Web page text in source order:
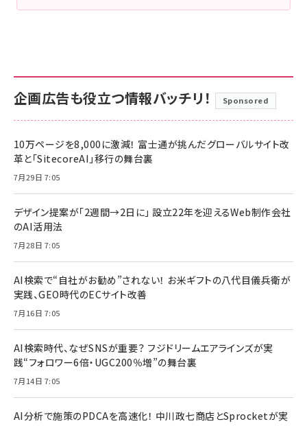
企画広告も役立つ情報バッチリ！ Sponsored
10万ページを8,000に激減！ 富士通が挑んだグローバルサイト改
革と「SitecoreAI」移行の舞台裏
7月29日 7:05
デザイン提案が「2週間→2日に」 設立22年を迎えるWeb制作会社
のAI活用法
7月28日 7:05
AI検索で“自社がお勧め”されない！ お米ギフトの八代目儀兵衛が
実践、GEO時代のECサイト改善
7月16日 7:05
AI検索時代、なぜSNSが重要？ フジドリームエアラインズが実
践“フォロワー6倍・UGC200％増”の舞台裏
7月14日 7:05
AI分析で施策のPDCAを高速化！ 中川政七商店とSprocketが実